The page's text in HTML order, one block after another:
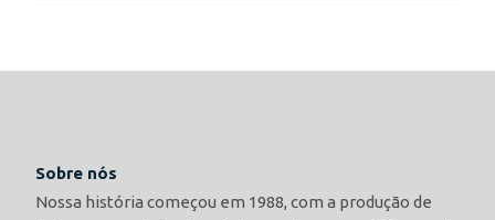
Sobre nós
Nossa história começou em 1988, com a produção de